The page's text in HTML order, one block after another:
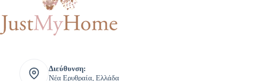
Διεύθυνση:
Νέα Ερυθραία, Ελλάδα